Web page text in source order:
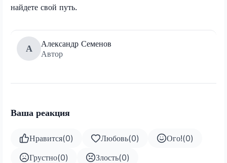
найдете свой путь.
А
Александр Семенов
Автор
Ваша реакция
Нравится(0) Любовь(0) Ого!(0)
Грустно(0) Злость(0)